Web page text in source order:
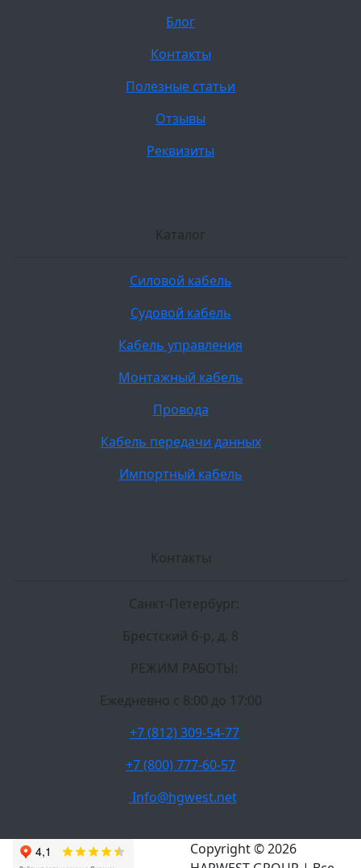
Блог
Контакты
Полезные статьи
Отзывы
Реквизиты
Каталог
Силовой кабель
Судовой кабель
Кабель управления
Монтажный кабель
Провода
Кабель передачи данных
Импортный кабель
Контакты
Санкт-Петербург:
Брестский б-р, д. 8
РЕЖИМ РАБОТЫ:
Ежедневно c 8:00 до 17:00
+7 (812) 309-54-77
+7 (800) 777-60-57
Info@hgwest.net
Copyright © 2026